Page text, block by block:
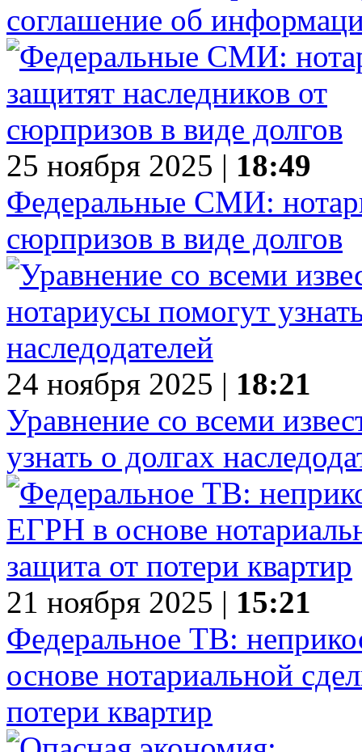
соглашение об
25 ноября 2025 | 18:49
Федеральные СМИ:
сюрпризов в виде долгов
24 ноября 2025 | 18:21
Уравнение со всеми
узнать о долгах
21 ноября 2025 | 15:21
Федеральное ТВ:
основе нотариальной
потери квартир